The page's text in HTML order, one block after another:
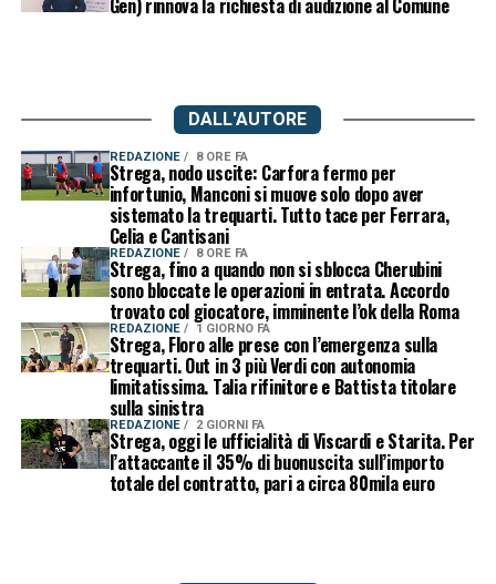
Gen) rinnova la richiesta di audizione al Comune
DALL'AUTORE
REDAZIONE 8 ORE FA
Strega, nodo uscite: Carfora fermo per
infortunio, Manconi si muove solo dopo aver
sistemato la trequarti. Tutto tace per Ferrara,
Celia e Cantisani
REDAZIONE 8 ORE FA
Strega, fino a quando non si sblocca Cherubini
sono bloccate le operazioni in entrata. Accordo
trovato col giocatore, imminente l’ok della Roma
REDAZIONE 1 GIORNO FA
Strega, Floro alle prese con l’emergenza sulla
trequarti. Out in 3 più Verdi con autonomia
limitatissima. Talia rifinitore e Battista titolare
sulla sinistra
REDAZIONE 2 GIORNI FA
Strega, oggi le ufficialità di Viscardi e Starita. Per
l’attaccante il 35% di buonuscita sull’importo
totale del contratto, pari a circa 80mila euro